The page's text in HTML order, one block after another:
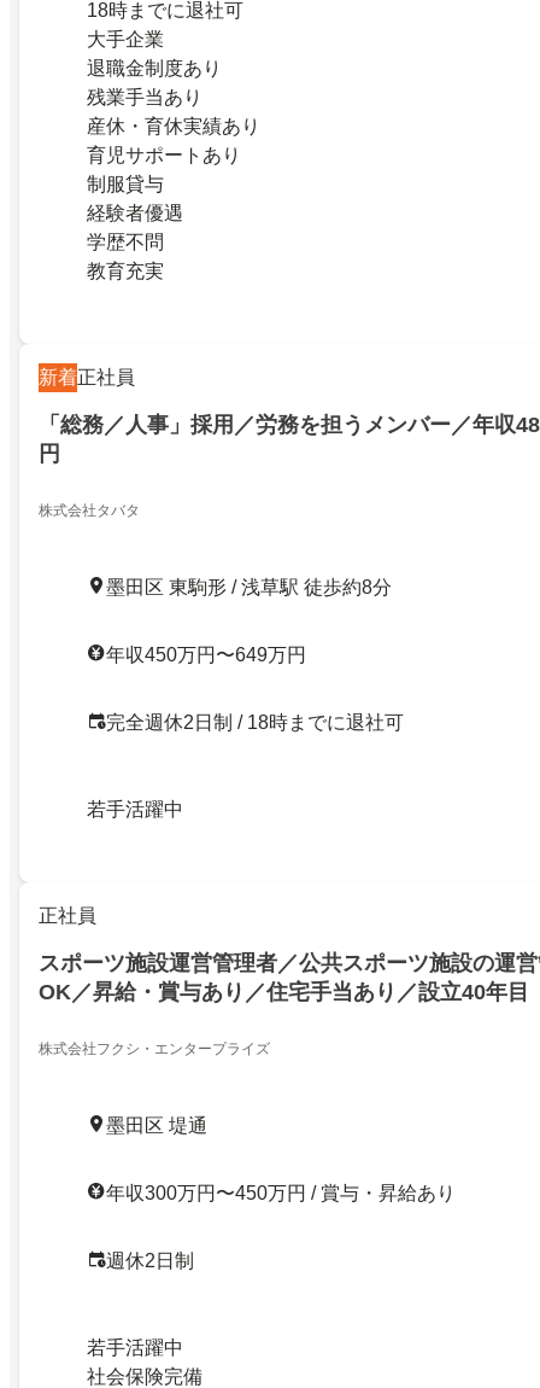
18時までに退社可
大手企業
退職金制度あり
残業手当あり
産休・育休実績あり
育児サポートあり
制服貸与
経験者優遇
学歴不問
教育充実
新着正社員
「総務／人事」採用／労務を担うメンバー／年収
円
株式会社タバタ
墨田区 東駒形 / 浅草駅 徒歩約8分
年収450万円〜649万円
完全週休2日制 / 18時までに退社可
若手活躍中
正社員
スポーツ施設運営管理者／公共スポーツ施設の運
OK／昇給・賞与あり／住宅手当あり／設立40年目
株式会社フクシ・エンタープライズ
墨田区 堤通
年収300万円〜450万円 / 賞与・昇給あり
週休2日制
若手活躍中
社会保険完備